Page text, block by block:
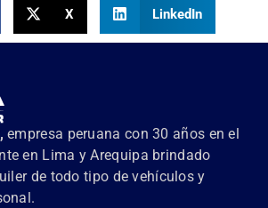
X LinkedIn
empresa peruana con 30 años en el
en Lima y Arequipa brindado
de todo tipo de vehículos y